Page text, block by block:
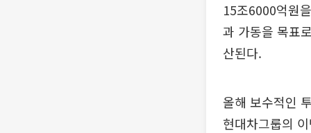
15조6000억원
과 가동을 목표
산된다.
올해 보수적인
현대차그룹의